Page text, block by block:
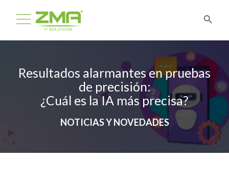
Resultados alarmantes en pruebas
de precisión:
¿Cuál es la IA más precisa?
NOTICIAS Y NOVEDADES